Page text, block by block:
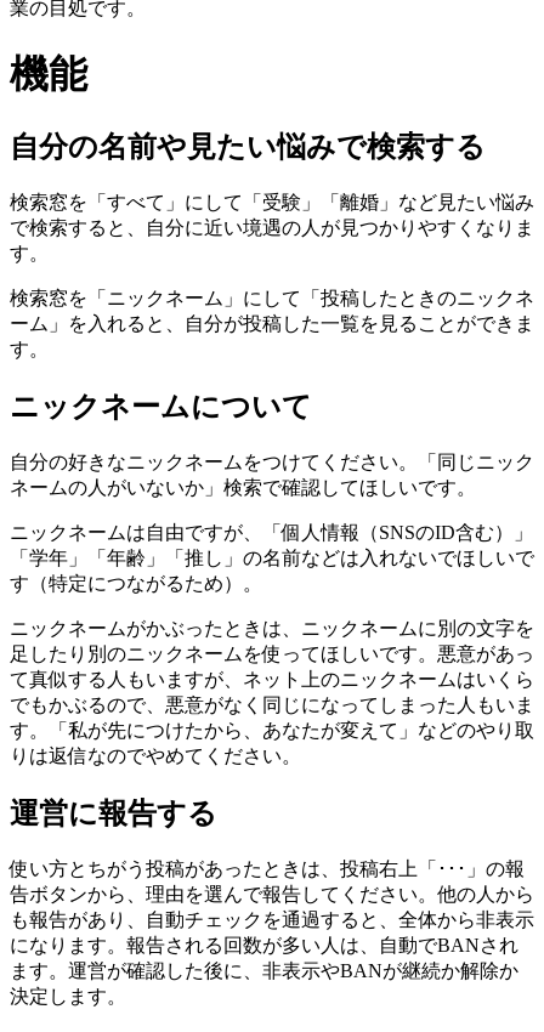
業の目処です。
機能
自分の名前や見たい悩みで検索する
検索窓を「すべて」にして「受験」「離婚」など見たい悩み
で検索すると、自分に近い境遇の人が見つかりやすくなりま
す。
検索窓を「ニックネーム」にして「投稿したときのニックネ
ーム」を入れると、自分が投稿した一覧を見ることができま
す。
ニックネームについて
自分の好きなニックネームをつけてください。「同じニック
ネームの人がいないか」検索で確認してほしいです。
ニックネームは自由ですが、「個人情報（SNSのID含む）」
「学年」「年齢」「推し」の名前などは入れないでほしいで
す（特定につながるため）。
ニックネームがかぶったときは、ニックネームに別の文字を
足したり別のニックネームを使ってほしいです。悪意があっ
て真似する人もいますが、ネット上のニックネームはいくら
でもかぶるので、悪意がなく同じになってしまった人もいま
す。「私が先につけたから、あなたが変えて」などのやり取
りは返信なのでやめてください。
運営に報告する
使い方とちがう投稿があったときは、投稿右上「･･･」の報
告ボタンから、理由を選んで報告してください。他の人から
も報告があり、自動チェックを通過すると、全体から非表示
になります。報告される回数が多い人は、自動でBANされ
ます。運営が確認した後に、非表示やBANが継続か解除か
決定します。